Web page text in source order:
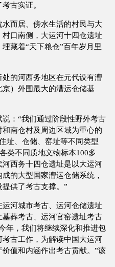
古实证。
而居、傍水生活的村民与大
口南侧，大运河十四仓遗址
藏着“天下粮仓”百年岁月里
的河西务地区在元代设有漕
）外围最大的漕运仓储基
：“我们通过阶段性野外考古
南仓村及周边区域为重心的
址、仓储、窑址等不同类型
类不同质地文物标本100多
西务十四仓遗址是以大运河
的大型国家漕运仓储系统，
供了考古支撑。”
河城市考古、运河仓储遗址
葬考古、运河官窑遗址考古
年，我们将继续深化和推进包
古工作，为解读中国大运河
值和内涵作出考古贡献。”该